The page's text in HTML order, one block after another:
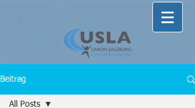
Beitrag
All Posts